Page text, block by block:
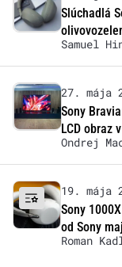
Slúchadlá
Samuel
27. mája
Sony
LCD obraz
Ondrej
19. mája
Sony
od Sony
Roman